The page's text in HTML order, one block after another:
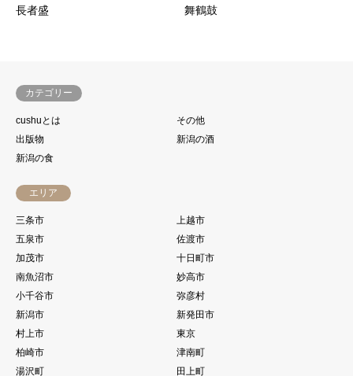
長者盛 舞鶴鼓
カテゴリー
cushuとは
その他
出版物
新潟の酒
新潟の食
エリア
三条市
上越市
五泉市
佐渡市
加茂市
十日町市
南魚沼市
妙高市
小千谷市
弥彦村
新潟市
新発田市
村上市
東京
柏崎市
津南町
湯沢町
田上町